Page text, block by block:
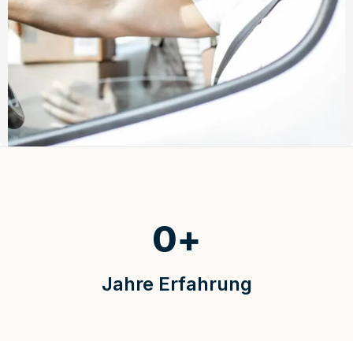
Jahre Erfahrung
0+